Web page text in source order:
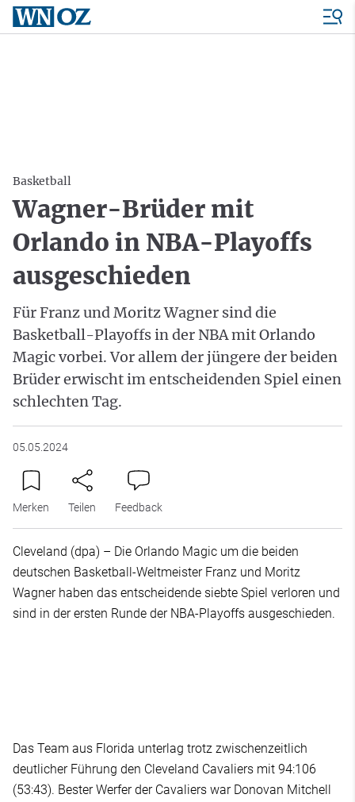
Basketball
Wagner-Brüder mit
Orlando in NBA-Playoffs
ausgeschieden
Für Franz und Moritz Wagner sind die
Basketball-Playoffs in der NBA mit Orlando
Magic vorbei. Vor allem der jüngere der beiden
Brüder erwischt im entscheidenden Spiel einen
schlechten Tag.
05.05.2024
Merken Teilen Feedback
Cleveland (dpa) – Die Orlando Magic um die beiden
deutschen Basketball-Weltmeister Franz und Moritz
Wagner haben das entscheidende siebte Spiel verloren und
sind in der ersten Runde der NBA-Playoffs ausgeschieden.
Das Team aus Florida unterlag trotz zwischenzeitlich
deutlicher Führung den Cleveland Cavaliers mit 94:106
(53:43). Bester Werfer der Cavaliers war Donovan Mitchell